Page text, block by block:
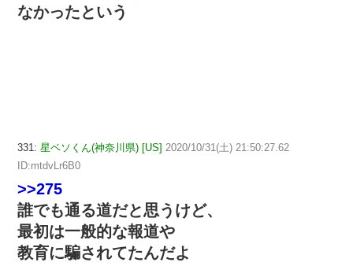
なかったという
331: 星ベソくん(神奈川県) [US] 2020/10/31(土) 21:50:27.62
ID:mtdvLr6B0
>>275
誰でも通る道だと思うけど、
最初は一般的な報道や
教育に騙されてたんだよ